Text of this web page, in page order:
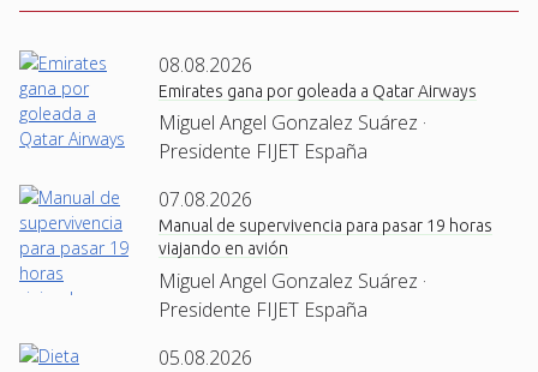
08.08.2026
Emirates gana por goleada a Qatar Airways
Miguel Angel Gonzalez Suárez ·
Presidente FIJET España
07.08.2026
Manual de supervivencia para pasar 19 horas
viajando en avión
Miguel Angel Gonzalez Suárez ·
Presidente FIJET España
05.08.2026